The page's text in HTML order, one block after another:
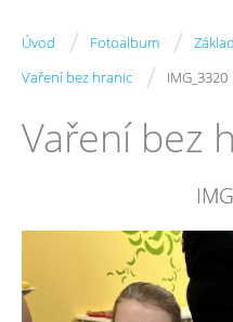
Úvod / Fotoalbum /
Vaření bez hranic / IMG_3320
Vaření bez